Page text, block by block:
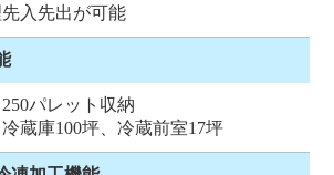
入先出が可能
パレット収納
蔵庫100坪、冷蔵前室17坪